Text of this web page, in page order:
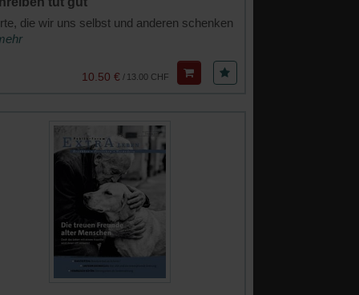
die wir uns selbst und anderen schenken
13.00 CHF
/
10.50 €